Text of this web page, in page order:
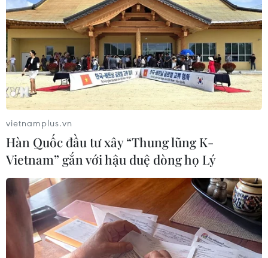
MSB bảo mật cho khách hàng bằng
phương thức xác thực thông minh
26/06/2019 09:25
Với tính năng bảo mật bằng soft Token, đây là phương
vietnamplus.vn
Hàn Quốc đầu tư xây “Thung lũng K-
Vietnam” gắn với hậu duệ dòng họ Lý